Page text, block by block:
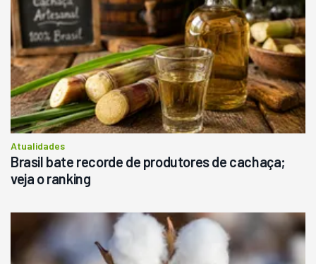
Atualidades
Brasil bate recorde de produtores de cachaça;
veja o ranking